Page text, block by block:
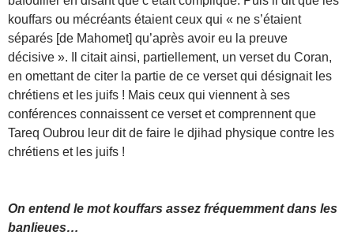
kouffars ou mécréants étaient ceux qui « ne s’étaient
séparés [de Mahomet] qu’après avoir eu la preuve
décisive ». Il citait ainsi, partiellement, un verset du Coran,
en omettant de citer la partie de ce verset qui désignait les
chrétiens et les juifs ! Mais ceux qui viennent à ses
conférences connaissent ce verset et comprennent que
Tareq Oubrou leur dit de faire le djihad physique contre les
chrétiens et les juifs !
On entend le mot kouffars assez fréquemment dans les
banlieues…